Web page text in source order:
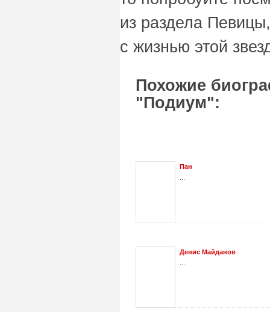
из раздела
с жизнью этой
Похожие
"Подиум":
Пан
Денис Майданов